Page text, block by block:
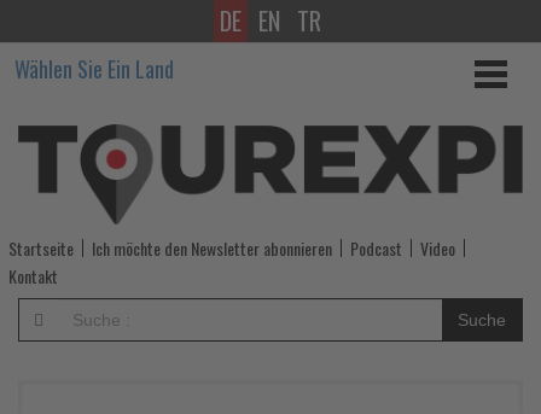
Isländische
Badekultur
als
immaterielles
Kulturerbe
der
UNESCO
DE EN TR
Wählen Sie Ein Land
Startseite Ich möchte den Newsletter abonnieren Podcast
Video
Kontakt
Suche